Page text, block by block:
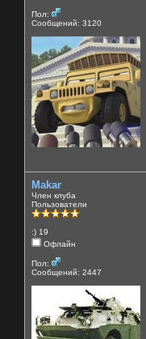
Пол:
Сообщений: 3120
Makar
Член клуба
Пользователи
:) 19
Офлайн
Пол:
Сообщений: 2447